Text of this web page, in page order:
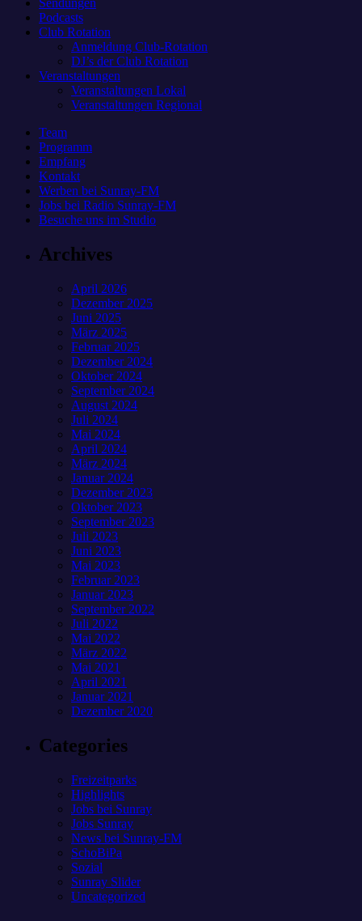
Sendungen
Podcasts
Club Rotation
Anmeldung Club-Rotation
DJ’s der Club Rotation
Veranstaltungen
Veranstaltungen Lokal
Veranstaltungen Regional
Team
Programm
Empfang
Kontakt
Werben bei Sunray-FM
Jobs bei Radio Sunray-FM
Besuche uns im Studio
Archives
April 2026
Dezember 2025
Juni 2025
März 2025
Februar 2025
Dezember 2024
Oktober 2024
September 2024
August 2024
Juli 2024
Mai 2024
April 2024
März 2024
Januar 2024
Dezember 2023
Oktober 2023
September 2023
Juli 2023
Juni 2023
Mai 2023
Februar 2023
Januar 2023
September 2022
Juli 2022
Mai 2022
März 2022
Mai 2021
April 2021
Januar 2021
Dezember 2020
Categories
Freizeitparks
Highlights
Jobs bei Sunray
Jobs Sunray
News bei Sunray-FM
SchoBiPa
Sozial
Sunray Slider
Uncategorized